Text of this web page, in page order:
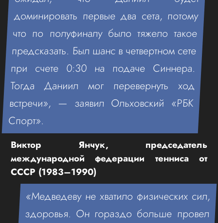
доминировать первые два сета, потому
что по полуфиналу было тяжело такое
предсказать. Был шанс в четвертном сете
при счете 0:30 на подаче Синнера.
Тогда Даниил мог перевернуть ход
встречи», — заявил Ольховский «РБК
Спорт».
Виктор Янчук, председатель
международной федерации тенниса от
СССР (1983–1990)
«Медведеву не хватило физических сил,
здоровья. Он гораздо больше провел